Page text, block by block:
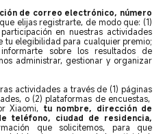
de correo electrónico, número
elijas registrarte, de modo que: (1)
en nuestras actividades
tu elegibilidad para cualquier premio;
sobre los resultados de
administrar, gestionar y organizar
actividades a través de (1) páginas
o (2) plataformas de encuestas,
Xiaomi, tu nombre, dirección de
teléfono, ciudad de residencia,
que solicitemos, para que